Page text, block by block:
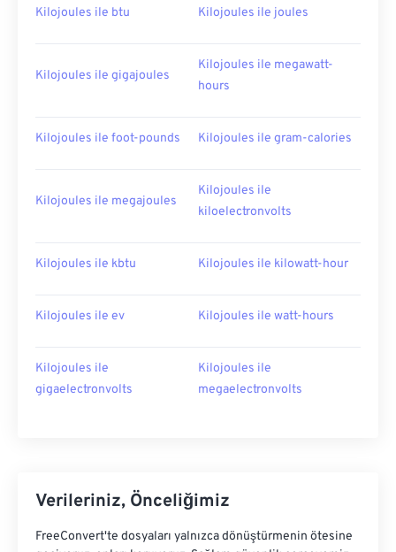
Kilojoules ile btu Kilojoules ile joules
Kilojoules ile gigajoules
Kilojoules ile megawatt-
hours
Kilojoules ile foot-pounds Kilojoules ile gram-calories
Kilojoules ile megajoules
Kilojoules ile
kiloelectronvolts
Kilojoules ile kbtu Kilojoules ile kilowatt-hour
Kilojoules ile ev Kilojoules ile watt-hours
Kilojoules ile
gigaelectronvolts
Kilojoules ile
megaelectronvolts
Verileriniz, Önceliğimiz
FreeConvert'te dosyaları yalnızca dönüştürmenin ötesine